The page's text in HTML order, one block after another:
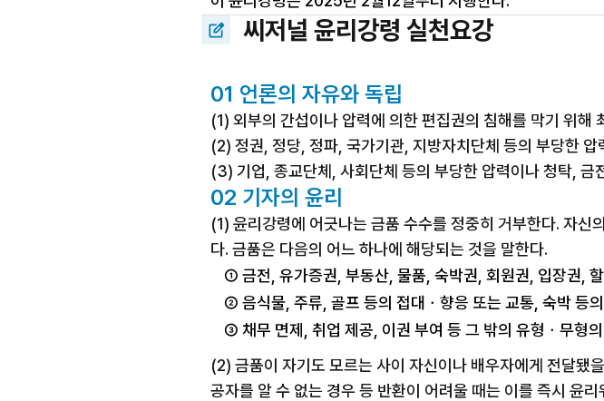
씨저널 윤리강령 실천요강
01 언론의 자유와 독립
(1) 외부의 간섭이나 압력에 의한 편집권의 침해를 막기 위해
(2) 정권, 정당, 정파, 국가기관, 지방자치단체 등의 부당한
(3) 기업, 종교단체, 사회단체 등의 부당한 압력이나 청탁, 금
02 기자의 윤리
(1) 윤리강령에 어긋나는 금품 수수를 정중히 거부한다. 자신
다. 금품은 다음의 어느 하나에 해당되는 것을 말한다.
① 금전, 유가증권, 부동산, 물품, 숙박권, 회원권, 입장권,
② 음식물, 주류, 골프 등의 접대ㆍ향응 또는 교통, 숙박 등
③ 채무 면제, 취업 제공, 이권 부여 등 그 밖의 유형ㆍ무형
(2) 금품이 자기도 모르는 사이 자신이나 배우자에게 전달됐
공자를 알 수 없는 경우 등 반환이 어려울 때는 이를 즉시 윤